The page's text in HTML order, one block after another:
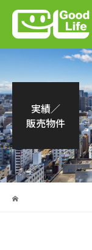
実績／
販売物件